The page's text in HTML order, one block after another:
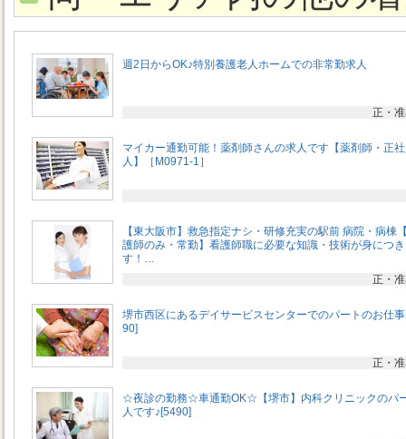
週2日からOK♪特別養護老人ホームでの非常勤求人
正・
マイカー通勤可能！薬剤師さんの求人です【薬剤師・正
人】［M0971-1］
【東大阪市】救急指定ナシ・研修充実の駅前 病院・病棟
護師のみ・常勤】看護師職に必要な知識・技術が身につ
す！…
正・
堺市西区にあるデイサービスセンターでのパートのお仕
90]
正・
☆夜診の勤務☆車通勤OK☆【堺市】内科クリニックのパ
人です♪[5490]